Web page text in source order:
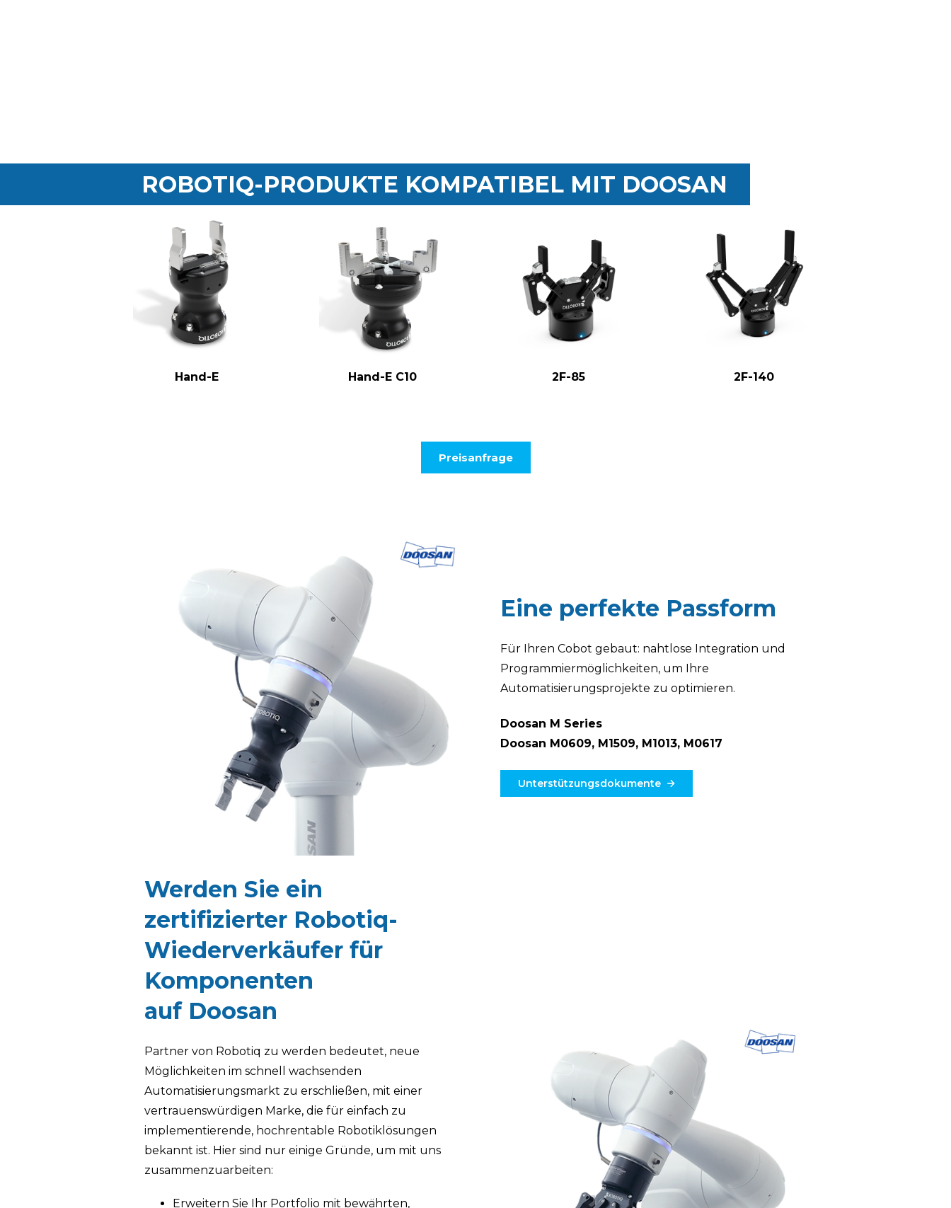
ROBOTIQ-PRODUKTE KOMPATIBEL MIT DOOSAN
Hand-E Hand-E C10 2F-85 2F-140
Preisanfrage
Eine perfekte Passform
Für Ihren Cobot gebaut: nahtlose Integration und
Programmiermöglichkeiten, um Ihre
Automatisierungsprojekte zu optimieren.
Doosan M Series
Doosan M0609, M1509, M1013, M0617
Unterstützungsdokumente
Werden Sie ein
zertifizierter Robotiq-
Wiederverkäufer für
Komponenten
auf Doosan
Partner von Robotiq zu werden bedeutet, neue
Möglichkeiten im schnell wachsenden
Automatisierungsmarkt zu erschließen, mit einer
vertrauenswürdigen Marke, die für einfach zu
implementierende, hochrentable Robotiklösungen
bekannt ist. Hier sind nur einige Gründe, um mit uns
zusammenzuarbeiten:
Erweitern Sie Ihr Portfolio mit bewährten,